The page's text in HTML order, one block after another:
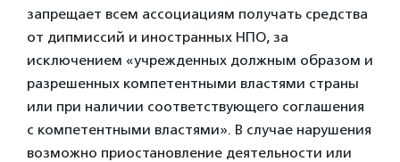
запрещает всем ассоциациям получать средства
от дипмиссий и иностранных НПО, за
исключением «учрежденных должным образом и
разрешенных компетентными властями страны
или при наличии соответствующего соглашения
с компетентными властями». В случае нарушения
возможно приостановление деятельности или